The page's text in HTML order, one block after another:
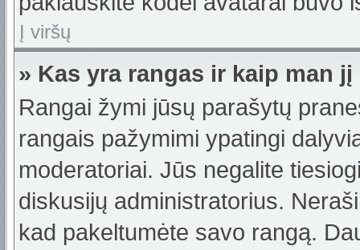
Į viršų
» Kas yra rangas ir kaip man
Rangai žymi jūsų parašytų
rangais pažymimi ypatingi
moderatoriai. Jūs negalite
diskusijų administratorius.
kad pakeltumėte savo rangą.